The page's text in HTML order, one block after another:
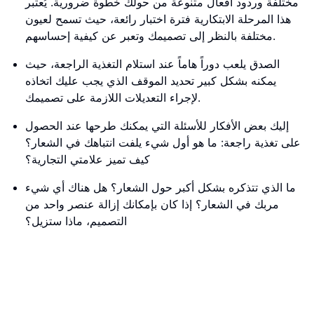
هذا المرحلة الابتكارية فترة اختبار رائعة، حيث تسمح لعيون
مختلفة بالنظر إلى تصميمك وتعبر عن كيفية إحساسهم.
الصدق يلعب دوراً هاماً عند استلام التغذية الراجعة، حيث
يمكنه بشكل كبير تحديد الموقف الذي يجب عليك اتخاذه
لإجراء التعديلات اللازمة على تصميمك.
إليك بعض الأفكار للأسئلة التي يمكنك طرحها عند الحصول
على تغذية راجعة: ما هو أول شيء يلفت انتباهك في الشعار؟
كيف تميز علامتي التجارية؟
ما الذي تتذكره بشكل أكبر حول الشعار؟ هل هناك أي شيء
مربك في الشعار؟ إذا كان بإمكانك إزالة عنصر واحد من
التصميم، ماذا ستزيل؟